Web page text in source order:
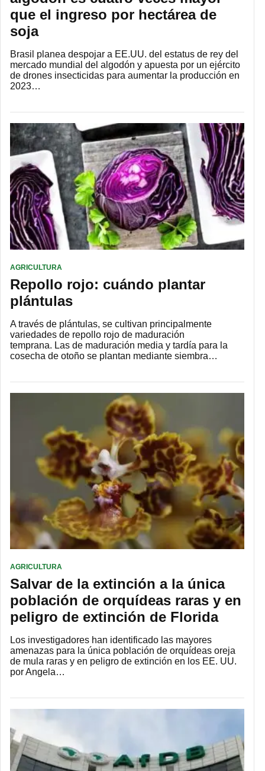
que el ingreso por hectárea de
soja
Brasil planea despojar a EE.UU. del estatus de rey del
mercado mundial del algodón y apuesta por un ejército
de drones insecticidas para aumentar la producción en
2023…
AGRICULTURA
Repollo rojo: cuándo plantar
plántulas
A través de plántulas, se cultivan principalmente
variedades de repollo rojo de maduración
temprana. Las de maduración media y tardía para la
cosecha de otoño se plantan mediante siembra…
AGRICULTURA
Salvar de la extinción a la única
población de orquídeas raras y en
peligro de extinción de Florida
Los investigadores han identificado las mayores
amenazas para la única población de orquídeas oreja
de mula raras y en peligro de extinción en los EE. UU.
por Angela…